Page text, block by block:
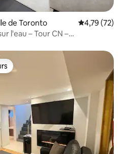
de Toronto Évaluation
4,79 (72)
l'eau – Tour CN –
plus appréciés